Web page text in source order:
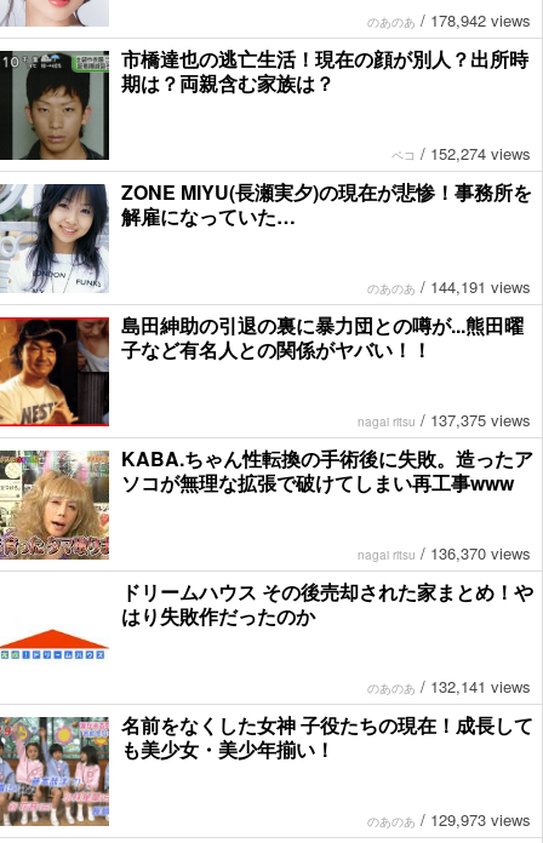
のあのあ / 178,942 views
市橋達也の逃亡生活！現在の顔が別人？出所時
期は？両親含む家族は？
ペコ / 152,274 views
ZONE MIYU(長瀬実夕)の現在が悲惨！事務所を
解雇になっていた…
のあのあ / 144,191 views
島田紳助の引退の裏に暴力団との噂が...熊田曜
子など有名人との関係がヤバい！！
nagai ritsu / 137,375 views
KABA.ちゃん性転換の手術後に失敗。造ったア
ソコが無理な拡張で破けてしまい再工事www
nagai ritsu / 136,370 views
ドリームハウス その後売却された家まとめ！や
はり失敗作だったのか
のあのあ / 132,141 views
名前をなくした女神 子役たちの現在！成長して
も美少女・美少年揃い！
のあのあ / 129,973 views